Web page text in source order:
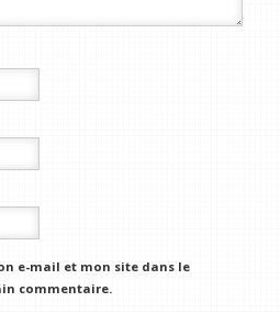
e-mail et mon site dans le
commentaire.